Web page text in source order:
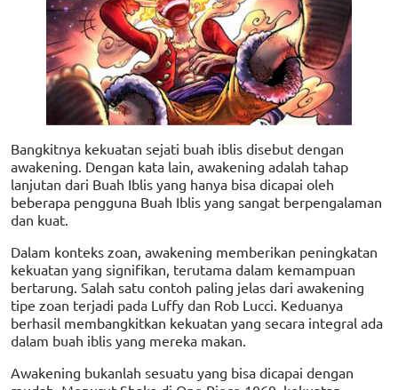
Bangkitnya kekuatan sejati buah iblis disebut dengan
awakening. Dengan kata lain, awakening adalah tahap
lanjutan dari Buah Iblis yang hanya bisa dicapai oleh
beberapa pengguna Buah Iblis yang sangat berpengalaman
dan kuat.
Dalam konteks zoan, awakening memberikan peningkatan
kekuatan yang signifikan, terutama dalam kemampuan
bertarung. Salah satu contoh paling jelas dari awakening
tipe zoan terjadi pada Luffy dan Rob Lucci. Keduanya
berhasil membangkitkan kekuatan yang secara integral ada
dalam buah iblis yang mereka makan.
Awakening bukanlah sesuatu yang bisa dicapai dengan